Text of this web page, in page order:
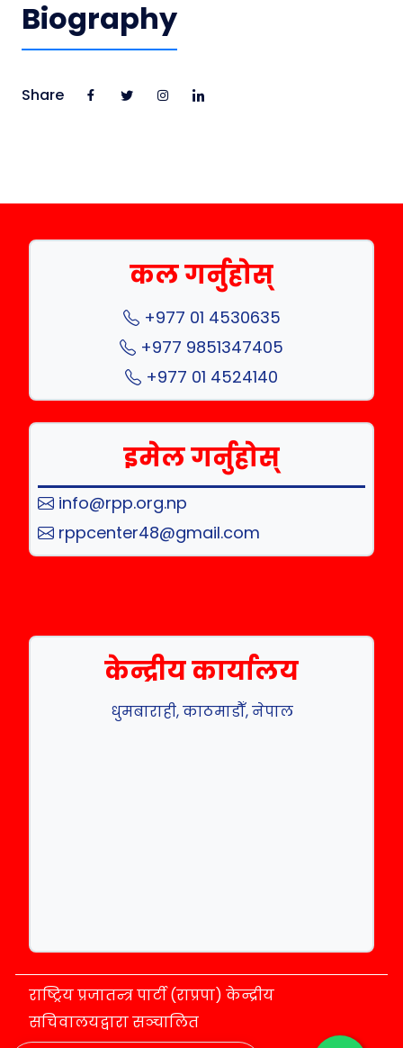
Biography
Share
कल गर्नुहोस्
+977 01 4530635
+977 9851347405
+977 01 4524140
इमेल गर्नुहोस्
info@rpp.org.np
rppcenter48@gmail.com
केन्द्रीय कार्यालय
धुमबाराही, काठमाडौँ, नेपाल
राष्ट्रिय प्रजातन्त्र पार्टी (राप्रपा) केन्द्रीय
सचिवालयद्वारा सञ्चालित